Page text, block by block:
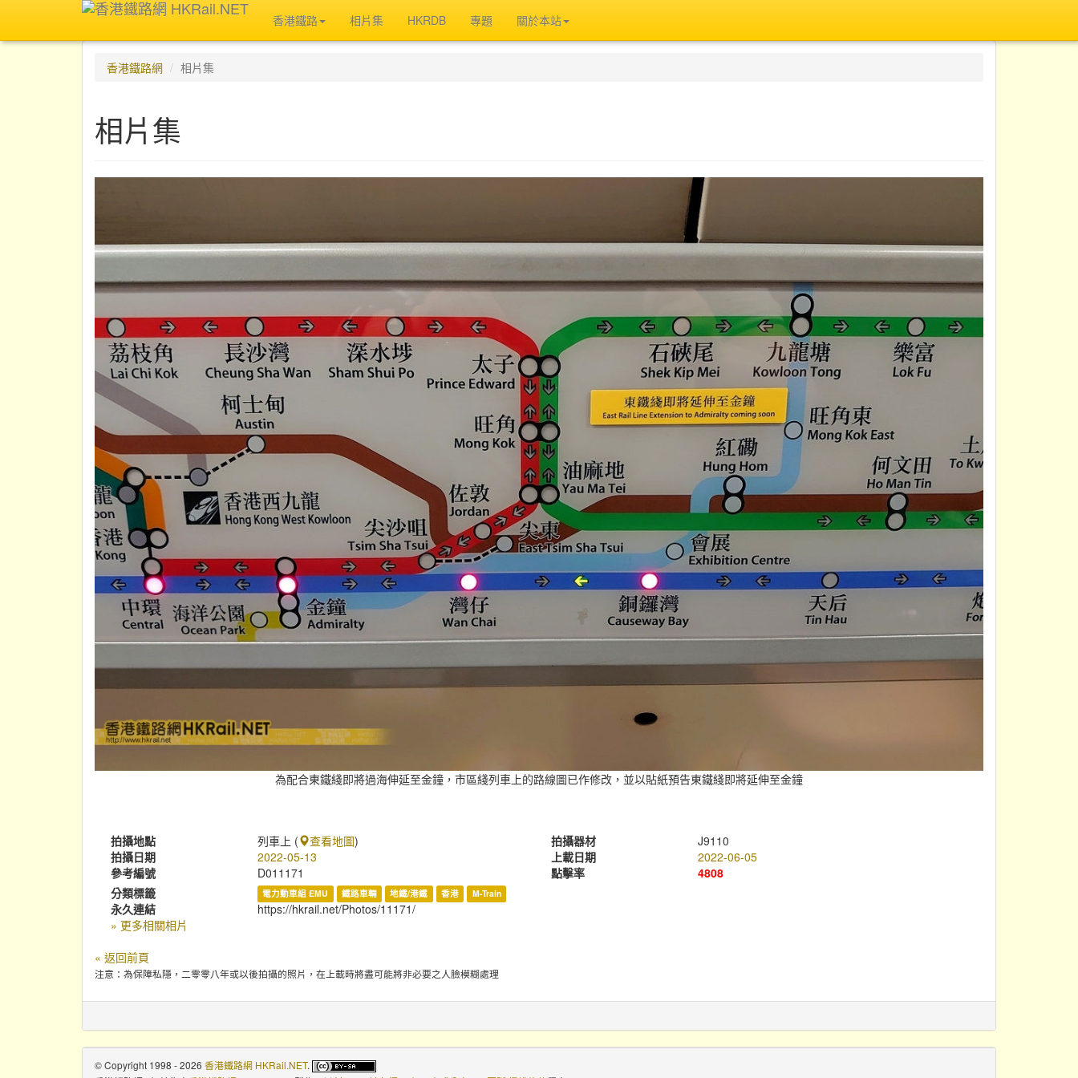
香港鐵路 相片集 HKRDB 專題 關於本站
香港鐵路網 相片集
相片集
為配合東鐵綫即將過海伸延至金鐘，市區綫列車上的路線圖已作修改，並以貼紙預告東鐵綫即將延伸至金鐘
拍攝地點 列車上 ( 查看地圖) 拍攝器材
J9110
拍攝日期
2022-05-13 上載日期
2022-06-05
參考編號
D011171 點擊率
4808
分類標籤
電力動車組 EMU 鐵路車輛 地鐵/港鐵 香港 M-Train
永久連結
https://hkrail.net/Photos/11171/
» 更多相關相片
« 返回前頁
注意：為保障私隱，二零零八年或以後拍攝的照片，在上載時將盡可能將非必要之人臉模糊處理
© Copyright 1998 - 2026 香港鐵路網 HKRail.NET.